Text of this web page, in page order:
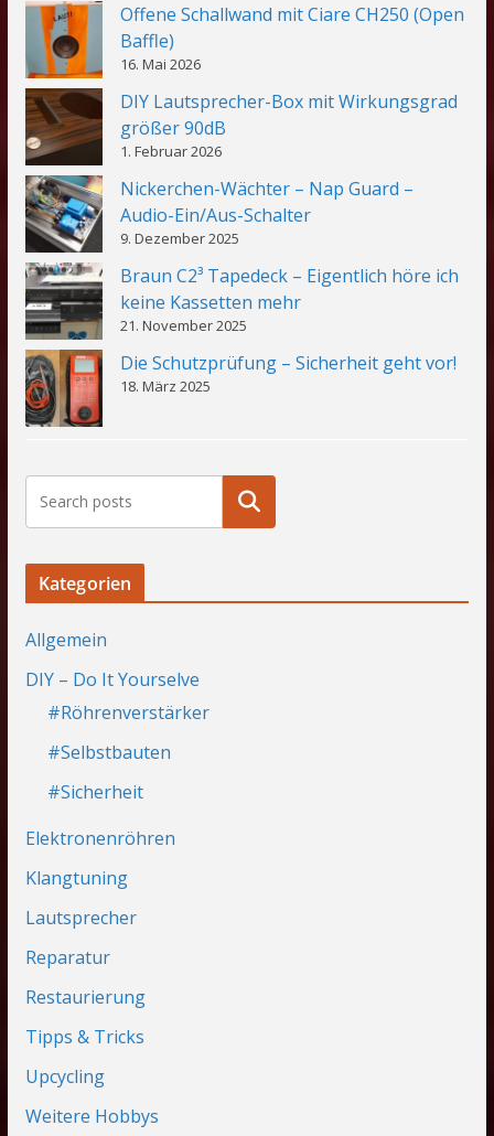
Offene Schallwand mit Ciare CH250 (Open
Baffle)
16. Mai 2026
DIY Lautsprecher-Box mit Wirkungsgrad
größer 90dB
1. Februar 2026
Nickerchen-Wächter – Nap Guard –
Audio-Ein/Aus-Schalter
9. Dezember 2025
Braun C2³ Tapedeck – Eigentlich höre ich
keine Kassetten mehr
21. November 2025
Die Schutzprüfung – Sicherheit geht vor!
18. März 2025
Suchen
Kategorien
Allgemein
DIY – Do It Yourselve
#Röhrenverstärker
#Selbstbauten
#Sicherheit
Elektronenröhren
Klangtuning
Lautsprecher
Reparatur
Restaurierung
Tipps & Tricks
Upcycling
Weitere Hobbys